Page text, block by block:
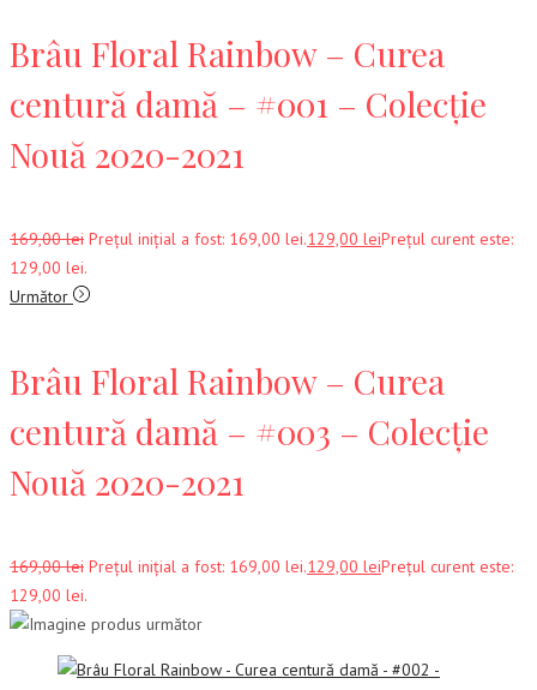
Brâu Floral Rainbow – Curea
centură damă – #001 – Colecție
Nouă 2020-2021
169,00lei Prețul inițial a fost: 169,00 lei.129,00 leiPrețul curent este:
129,00 lei.
Următor
Brâu Floral Rainbow – Curea
centură damă – #003 – Colecție
Nouă 2020-2021
169,00lei Prețul inițial a fost: 169,00 lei.129,00 leiPrețul curent este:
129,00 lei.